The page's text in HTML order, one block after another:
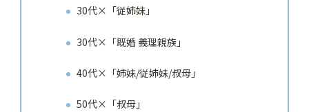
30代×「従姉妹」
30代×「既婚 義理親族」
40代×「姉妹/従姉妹/叔母」
50代×「叔母」